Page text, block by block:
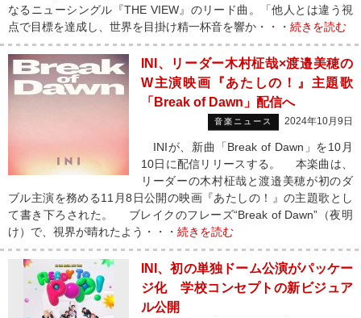
なるニューシングル『THE VIEW』のリード曲。「他人とは違う視
点で目標を達成し、世界を目掛け精一杯音を響か・・・ 続きを読む
INI、リーダー木村柾哉×渡邉美穂の
W主演映画『あたしの！』主題歌
「Break of Dawn」配信へ
音楽ニュース 2024年10月9日
INIが、新曲「Break of Dawn」を10月
10日に配信リリースする。 本楽曲は、
リーダーの木村柾哉と渡邉美穂が初のダ
ブル主演を務める11月8日公開の映画『あたしの！』の主題歌とし
て書き下ろされた。 ブレイクのフレーズ“Break of Dawn”（夜明
け）で、視界が晴れたよう・・・ 続きを読む
INI、初の単独ドーム公演がパッケー
ジ化 学校コンセプトの新ビジュア
ル公開